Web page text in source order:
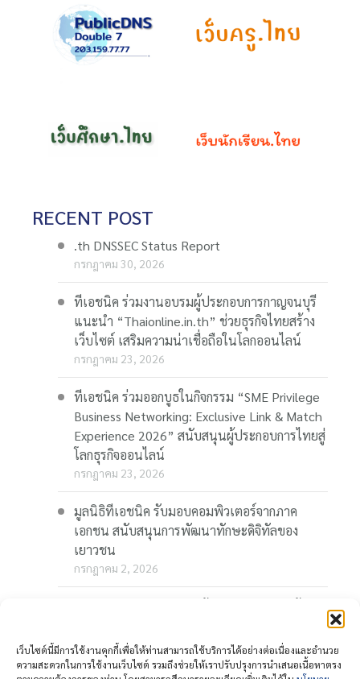
เว็บไซต์นี้มีการใช้งานคุกกี้เพื่อให้ท่านสามารถใช้บริการได้อย่างต่อเนื่องและอำนวย
ความสะดวกในการใช้งานเว็บไซต์ รวมถึงช่วยให้เราปรับปรุงการนำเสนอเนื้อหาตรง
RECENT POST
.th DNSSEC Status Report
กรกฎาคม 30, 2026
ทีเอชนิค ร่วมงานอบรมผู้ประกอบการกาญจนบุรี
แนะนำ “Thaionline.in.th” ช่วยธุรกิจไทยสร้าง
เว็บไซต์ เสริมความน่าเชื่อถือในโลกออนไลน์
กรกฎาคม 23, 2026
ทีเอชนิค ร่วมออกบูธในกิจกรรม “SME Privilege
Business Networking: Exclusive Link & Match
Experience 2026” สนับสนุนผู้ประกอบการไทยสู่
โลกธุรกิจออนไลน์
กรกฎาคม 23, 2026
มูลนิธิทีเอชนิค รับมอบคอมพิวเตอร์จากภาค
เอกชน สนับสนุนการพัฒนาทักษะดิจิทัลของ
เยาวชน
กรกฎาคม 2, 2026
Business: AI พลิกเกมธุรกิจ สร้างโอกาสใหม่ใน
โลกดิจิทัล” 23 กรกฎาคมนี้